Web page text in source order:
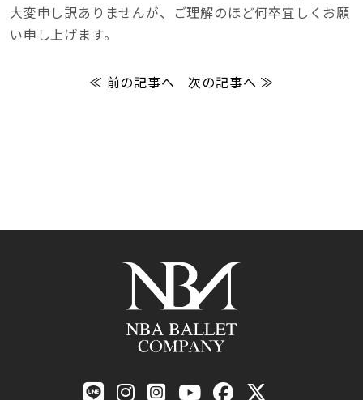
大変申し訳ありませんが、ご理解のほど何卒宜しくお願
い申し上げます。
≪ 前の記事へ 次の記事へ ≫